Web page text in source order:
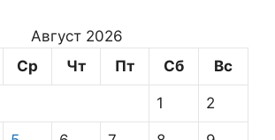
Август 2026
Ср Чт Пт Сб Вс
1 2